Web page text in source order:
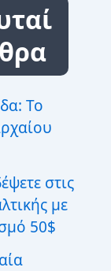
Το
στις
με
50$